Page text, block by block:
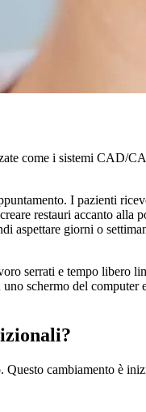
come i sistemi CAD/
I pazienti
restauri accanto alla
aspettare giorni o
serrati e tempo
schermo del
cambiamento è